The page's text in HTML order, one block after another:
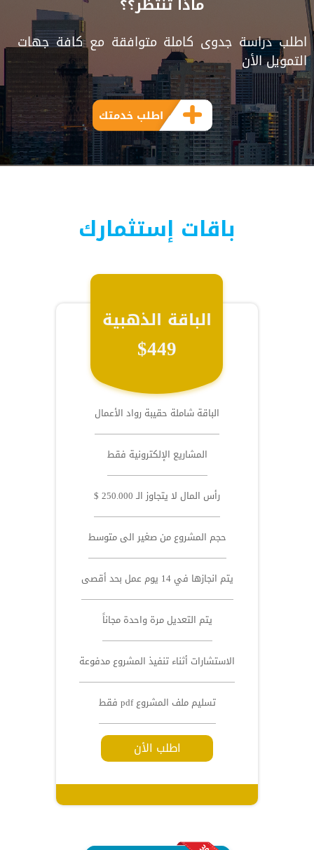
اطلب دراسة جدوى كاملة متوافقة مع كافة جهات
التمويل الأن
اطلب خدمتك
باقات إستثمارك
الباقة الذهبية
$449
الباقة شاملة حقيبة رواد الأعمال
المشاريع الإلكترونية فقط
رأس المال لا يتجاوز الـ 250.000 $
حجم المشروع من صغير الى متوسط
يتم انجازها في 14 يوم عمل بحد أقصى
يتم التعديل مرة واحدة مجاناً
الاستشارات أثناء تنفيذ المشروع مدفوعة
تسليم ملف المشروع pdf فقط
اطلب الأن